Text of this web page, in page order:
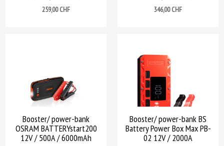
Prix
259,00 CHF Prix
346,00 CHF
Booster/ power-bank
OSRAM BATTERYstart200
12V / 500A / 6000mAh
Booster/ power-bank BS
Battery Power Box Max PB-
02 12V / 2000A